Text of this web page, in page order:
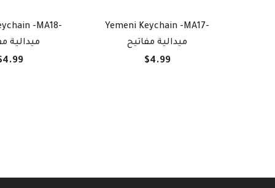
-MA18-
ميدالية
Yemeni Keychain -MA17-
ميدالية مفاتيح
$4.99